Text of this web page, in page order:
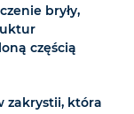
bryły,
częścią
zakrystii, która